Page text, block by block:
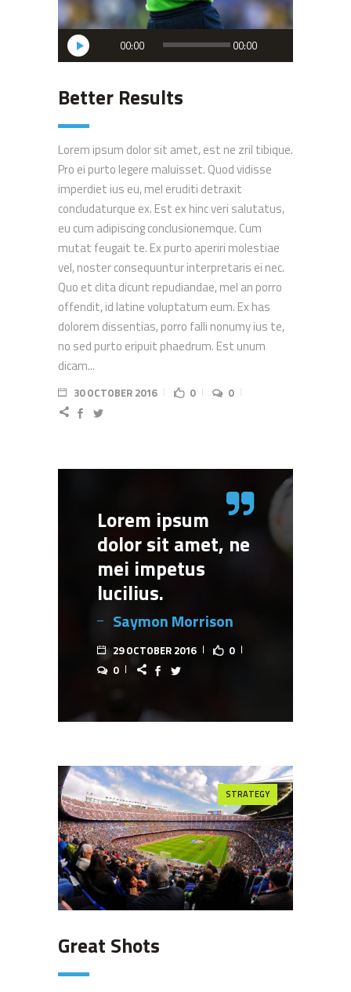
Audio
Player
00:00 00:00
Better Results
Lorem ipsum dolor sit amet, est ne zril tibique.
Pro ei purto legere maluisset. Quod vidisse
imperdiet ius eu, mel eruditi detraxit
concludaturque ex. Est ex hinc veri salutatus,
eu cum adipiscing conclusionemque. Cum
mutat feugait te. Ex purto aperiri molestiae
vel, noster consequuntur interpretaris ei nec.
Quo et clita dicunt repudiandae, mel an porro
offendit, id latine voluptatum eum. Ex has
dolorem dissentias, porro falli nonumy ius te,
no sed purto eripuit phaedrum. Est unum
dicam...
30 OCTOBER 2016 0 0
Lorem ipsum
dolor sit amet, ne
mei impetus
lucilius.
Saymon Morrison
29 OCTOBER 2016
0
0
STRATEGY
Great Shots